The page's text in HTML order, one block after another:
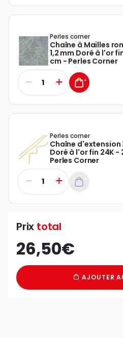
Perles corner
Chaîne à Mailles
1,2 mm Doré à l'or
cm - Perles Corner
Perles corner
Chaîne d'extension
Doré à l'or fin 24K -
Perles Corner
Prix total
26,50€
AJOUTER